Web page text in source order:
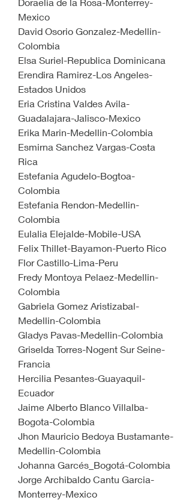
Mexico
David Osorio Gonzalez-Medellin-
Colombia
Elsa Suriel-Republica Dominicana
Erendira Ramirez-Los Angeles-
Estados Unidos
Eria Cristina Valdes Avila-
Guadalajara-Jalisco-Mexico
Erika Marin-Medellin-Colombia
Esmirna Sanchez Vargas-Costa
Rica
Estefania Agudelo-Bogtoa-
Colombia
Estefania Rendon-Medellin-
Colombia
Eulalia Elejalde-Mobile-USA
Felix Thillet-Bayamon-Puerto Rico
Flor Castillo-Lima-Peru
Fredy Montoya Pelaez-Medellin-
Colombia
Gabriela Gomez Aristizabal-
Medellin-Colombia
Gladys Pavas-Medellin-Colombia
Griselda Torres-Nogent Sur Seine-
Francia
Hercilia Pesantes-Guayaquil-
Ecuador
Jaime Alberto Blanco Villalba-
Bogota-Colombia
Jhon Mauricio Bedoya Bustamante-
Medellin-Colombia
Johanna Garcés_Bogotá-Colombia
Jorge Archibaldo Cantu Garcia-
Monterrey-Mexico